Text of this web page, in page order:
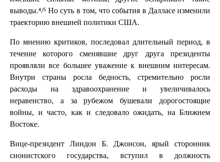
выводы.⁴/⁵ Но суть в том, что события в Далласе изменили
траекторию внешней политики США.
По мнению критиков, последовал длительный период, в
течение которого сменявшие друг друга президенты
проявляли все большее уважение к внешним интересам.
Внутри страны росла бедность, стремительно росли
расходы на здравоохранение и увеличивалось
неравенство, а за рубежом бушевали дорогостоящие
войны, и часто, как и следовало ожидать, на Ближнем
Востоке.
Вице-президент Линдон Б. Джонсон, ярый сторонник
сионистского государства, вступил в должность